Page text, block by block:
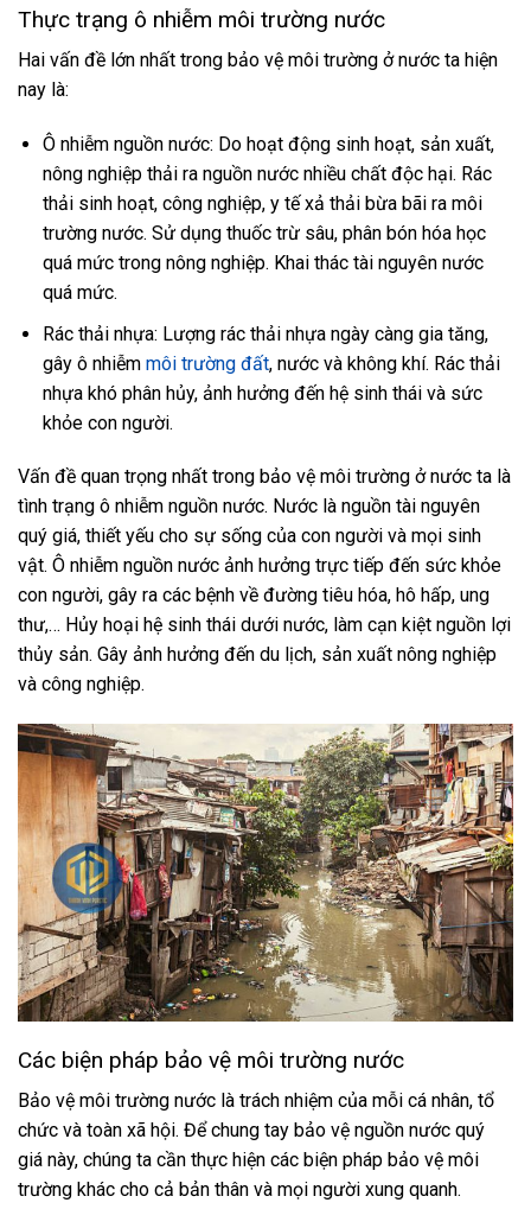
Thực trạng ô nhiễm môi trường nước
Hai vấn đề lớn nhất trong bảo vệ môi trường ở nước ta hiện
nay là:
Ô nhiễm nguồn nước: Do hoạt động sinh hoạt, sản xuất,
nông nghiệp thải ra nguồn nước nhiều chất độc hại. Rác
thải sinh hoạt, công nghiệp, y tế xả thải bừa bãi ra môi
trường nước. Sử dụng thuốc trừ sâu, phân bón hóa học
quá mức trong nông nghiệp. Khai thác tài nguyên nước
quá mức.
Rác thải nhựa: Lượng rác thải nhựa ngày càng gia tăng,
gây ô nhiễm môi trường đất, nước và không khí. Rác thải
nhựa khó phân hủy, ảnh hưởng đến hệ sinh thái và sức
khỏe con người.
Vấn đề quan trọng nhất trong bảo vệ môi trường ở nước ta là
tình trạng ô nhiễm nguồn nước. Nước là nguồn tài nguyên
quý giá, thiết yếu cho sự sống của con người và mọi sinh
vật. Ô nhiễm nguồn nước ảnh hưởng trực tiếp đến sức khỏe
con người, gây ra các bệnh về đường tiêu hóa, hô hấp, ung
thư,… Hủy hoại hệ sinh thái dưới nước, làm cạn kiệt nguồn lợi
thủy sản. Gây ảnh hưởng đến du lịch, sản xuất nông nghiệp
và công nghiệp.
Các biện pháp bảo vệ môi trường nước
Bảo vệ môi trường nước là trách nhiệm của mỗi cá nhân, tổ
chức và toàn xã hội. Để chung tay bảo vệ nguồn nước quý
giá này, chúng ta cần thực hiện các biện pháp bảo vệ môi
trường khác cho cả bản thân và mọi người xung quanh.